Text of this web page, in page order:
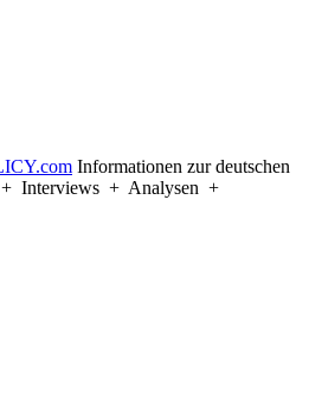
.com Informationen zur deutschen
Interviews + Analysen +